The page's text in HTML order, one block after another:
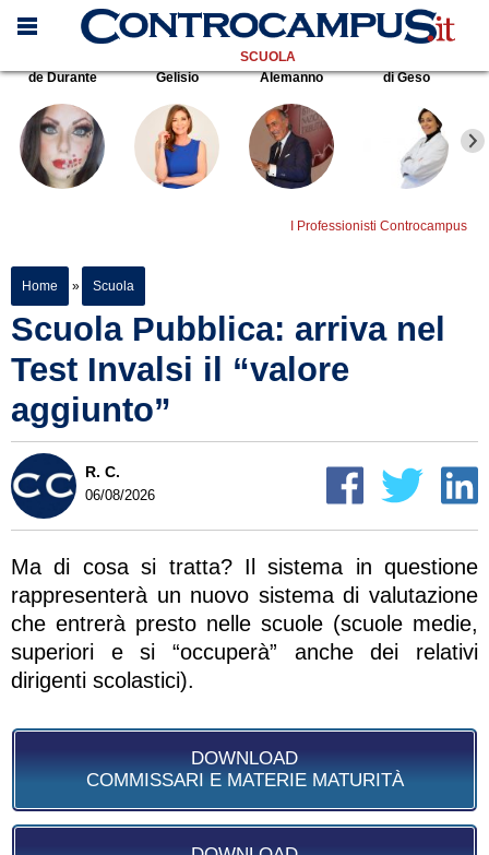
SCUOLA
de Durante
Gelisio Alemanno di Geso
I Professionisti Controcampus
Home » Scuola
Scuola Pubblica: arriva nel
Test Invalsi il “valore
aggiunto”
R. C.
06/08/2026
Ma di cosa si tratta? Il sistema in questione
rappresenterà un nuovo sistema di valutazione
che entrerà presto nelle scuole (scuole medie,
superiori e si “occuperà” anche dei relativi
dirigenti scolastici).
DOWNLOAD
COMMISSARI E MATERIE MATURITÀ